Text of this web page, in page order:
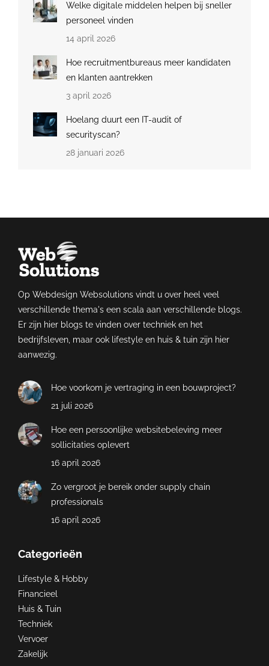
Welke digitale middelen helpen bij sneller
personeel vinden
14 april 2026
Hoe recruitmentbureaus meer kandidaten
en klanten aantrekken
3 april 2026
Hoelang duurt een IT-audit of
securityscan?
28 januari 2026
Op Webdesign Websolutions vindt u over heel veel
verschillende thema's een scala aan verschillende blogs.
Er zijn hier blogs te vinden over techniek en het
bedrijfsleven, maar ook lifestyle en huis & tuin zijn hier
aanwezig.
Hoe voorkom je vertraging in een bouwproject?
21 juli 2026
Hoe een persoonlijke websitebeleving meer
sollicitaties oplevert
16 april 2026
Zo vergroot je bereik onder supply chain
professionals
16 april 2026
Categorieën
Lifestyle & Hobby
Financieel
Huis & Tuin
Techniek
Vervoer
Zakelijk